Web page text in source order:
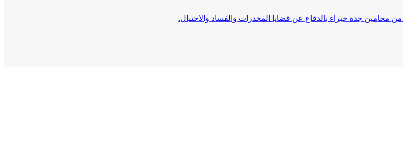
جدة خبراء بالدفاع عن قضايا المخدرات والفساد والاحتيال.